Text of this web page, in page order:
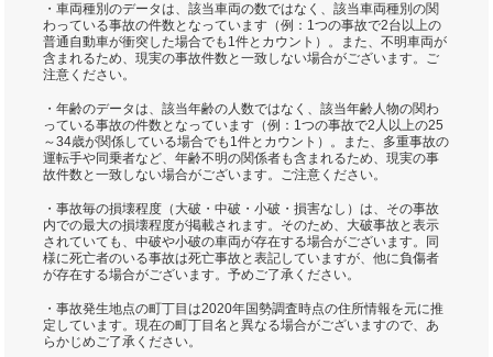
・車両種別のデータは、該当車両の数ではなく、該当車両種別の関
わっている事故の件数となっています（例：1つの事故で2台以上の
普通自動車が衝突した場合でも1件とカウント）。また、不明車両が
含まれるため、現実の事故件数と一致しない場合がございます。ご
注意ください。
・年齢のデータは、該当年齢の人数ではなく、該当年齢人物の関わ
っている事故の件数となっています（例：1つの事故で2人以上の25
～34歳が関係している場合でも1件とカウント）。また、多重事故の
運転手や同乗者など、年齢不明の関係者も含まれるため、現実の事
故件数と一致しない場合がございます。ご注意ください。
・事故毎の損壊程度（大破・中破・小破・損害なし）は、その事故
内での最大の損壊程度が掲載されます。そのため、大破事故と表示
されていても、中破や小破の車両が存在する場合がございます。同
様に死亡者のいる事故は死亡事故と表記していますが、他に負傷者
が存在する場合がございます。予めご了承ください。
・事故発生地点の町丁目は2020年国勢調査時点の住所情報を元に推
定しています。現在の町丁目名と異なる場合がございますので、あ
らかじめご了承ください。